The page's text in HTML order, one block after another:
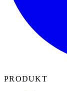
PRODUKT